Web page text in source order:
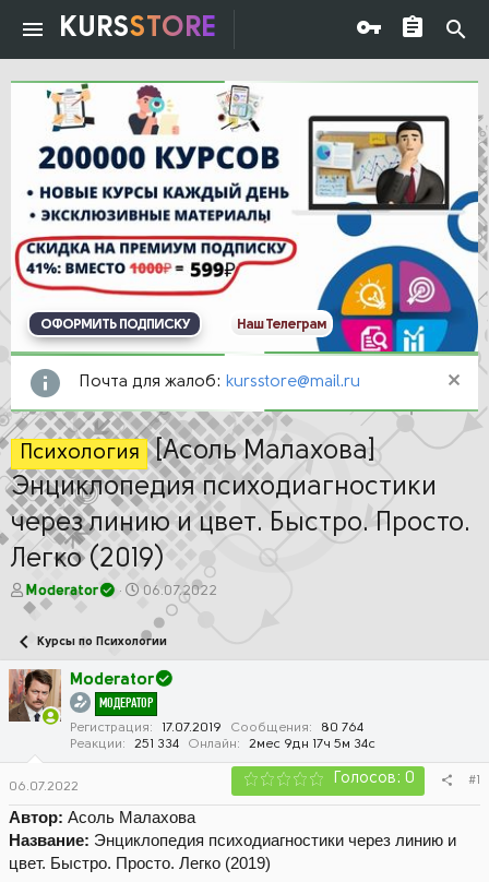
KURSSTORE
ОФОРМИТЬ ПОДПИСКУ Наш Телеграм
Почта для жалоб: kursstore@mail.ru
Психология [Асоль Малахова]
Энциклопедия психодиагностики
через линию и цвет. Быстро. Просто.
Легко (2019)
А
в
о
р
т
е
Moderator
Д
т
а
а
ч
а
л
а
06.07.2022
Курсы по Психологии
Moderator
МОДЕРАТОР
Регистрация 17.07.2019 Сообщения
80 764
Реакции
251 334 Онлайн 2мес 9дн 17ч 5м 34с
06.07.2022 Голосов: 0 #1
Автор: Асоль Малахова
Название: Энциклопедия психодиагностики через линию и
цвет. Быстро. Просто. Легко (2019)